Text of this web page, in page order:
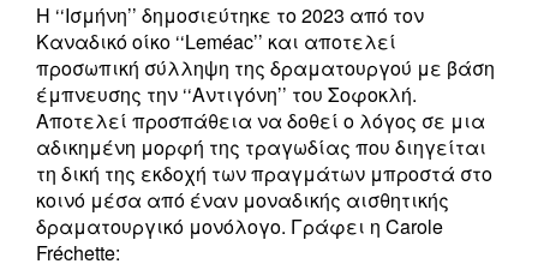
Η ‘‘Ισμήνη’’ δημοσιεύτηκε το 2023 από τον
Καναδικό οίκο ‘‘Leméac’’ και αποτελεί
προσωπική σύλληψη της δραματουργού με βάση
έμπνευσης την ‘‘Αντιγόνη’’ του Σοφοκλή.
Αποτελεί προσπάθεια να δοθεί ο λόγος σε μια
αδικημένη μορφή της τραγωδίας που διηγείται
τη δική της εκδοχή των πραγμάτων μπροστά στο
κοινό μέσα από έναν μοναδικής αισθητικής
δραματουργικό μονόλογο. Γράφει η Carole
Fréchette: